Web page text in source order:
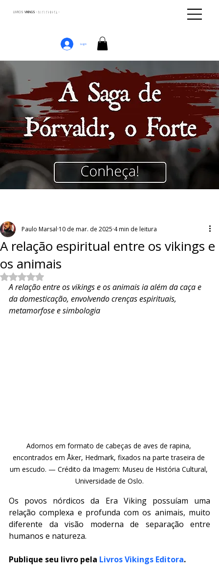
LIVROS VIKINGS · ᚢᛁᚴᛁᚴᛅᛒᛅᚴᛦ ·
Login
A relação espiritual entre os vikings e
os animais
Paulo Marsal 10 de mar. de 2025 4 min de leitura
Avaliado com NaN de 5 estrelas.
A relação entre os vikings e os animais ia além da caça e
da domesticação, envolvendo crenças espirituais,
metamorfose e simbologia
Adornos em formato de cabeças de aves de rapina,
encontrados em Åker, Hedmark, fixados na parte traseira de
um escudo. — Crédito da Imagem: Museu de História Cultural,
Universidade de Oslo.
Os povos nórdicos da Era Viking possuíam uma
relação complexa e profunda com os animais, muito
diferente da visão moderna de separação entre
humanos e natureza.
Publique seu livro pela Livros Vikings Editora.